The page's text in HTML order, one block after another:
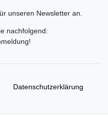
unseren Newsletter an.
nachfolgend:
!
Daten­schutz­erklärung